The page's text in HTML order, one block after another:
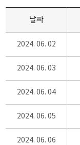
날짜
2024. 06. 02
2024. 06. 03
2024. 06. 04
2024. 06. 05
2024. 06. 06